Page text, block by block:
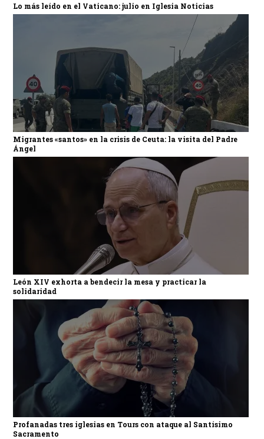
Lo más leído en el Vaticano: julio en Iglesia Noticias
Migrantes «santos» en la crisis de Ceuta: la visita del Padre
Ángel
León XIV exhorta a bendecir la mesa y practicar la
solidaridad
Profanadas tres iglesias en Tours con ataque al Santísimo
Sacramento